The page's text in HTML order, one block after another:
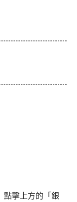
擊上方的「銀